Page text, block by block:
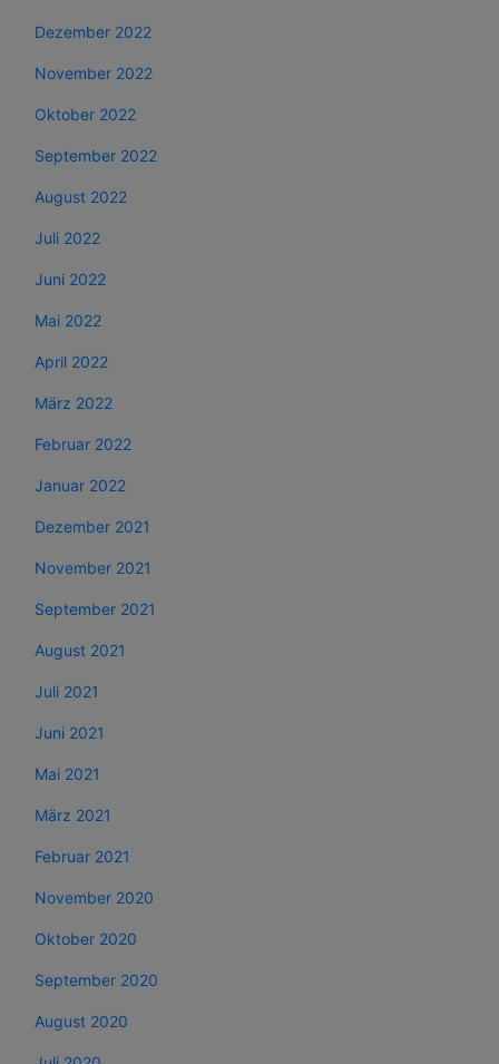
Dezember 2022
November 2022
Oktober 2022
September 2022
August 2022
Juli 2022
Juni 2022
Mai 2022
April 2022
März 2022
Februar 2022
Januar 2022
Dezember 2021
November 2021
September 2021
August 2021
Juli 2021
Juni 2021
Mai 2021
März 2021
Februar 2021
November 2020
Oktober 2020
September 2020
August 2020